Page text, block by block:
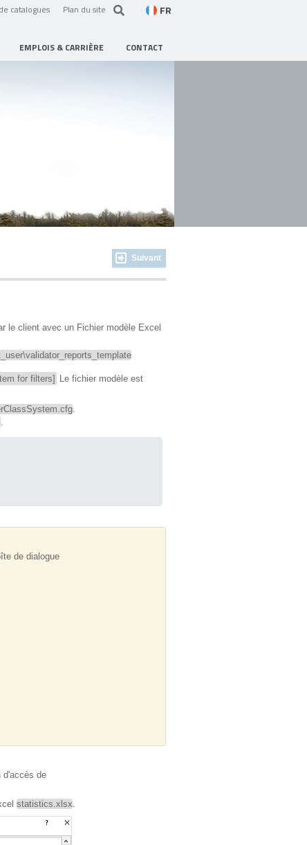
catalogues Plan du site FR
EMPLOIS & CARRIÈRE CONTACT
Suivant
le client avec un Fichier modèle Excel
for filters]
Le fichier modèle est
.
.
de dialogue
d'accès de
statistics.xlsx.